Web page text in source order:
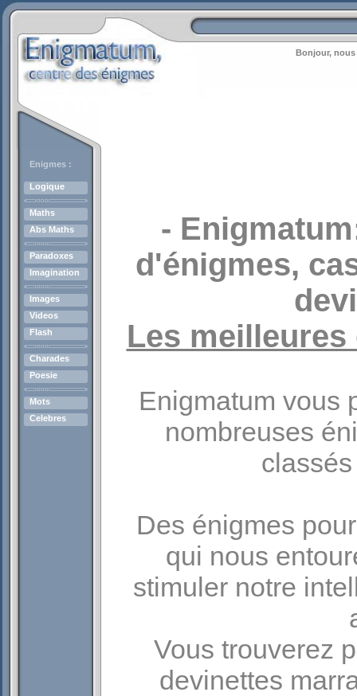
Bonjour, nous
Enigmes :
Logique
Maths
Abs Maths
Paradoxes
Imagination
Images
Videos
Flash
Charades
Poesie
Mots
Celebres
-
d'énigmes,
Les
Enigmatum vous
nombreuses
Des énigmes
qui nous
stimuler notre
Vous trouverez
devinettes